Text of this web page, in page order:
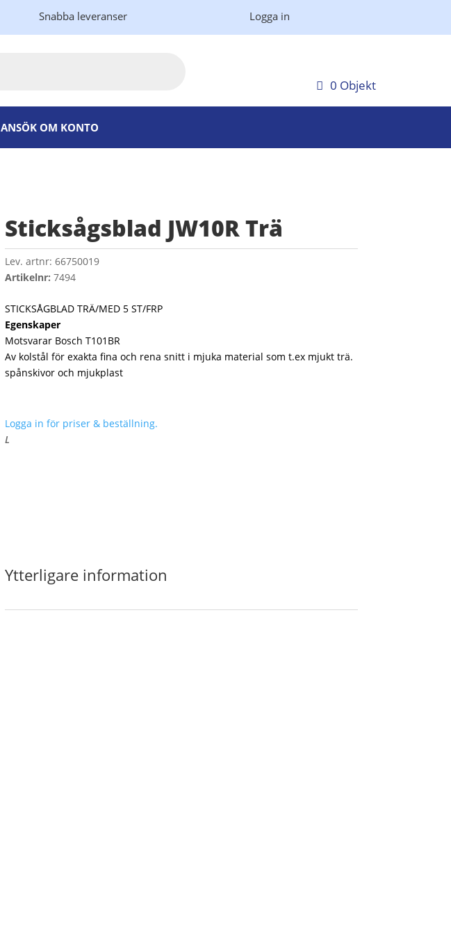
Snabba leveranser Logga in
0 Objekt
ANSÖK OM KONTO
Sticksågsblad JW10R Trä
Lev. artnr: 66750019
Artikelnr: 7494
STICKSÅGBLAD TRÄ/MED 5 ST/FRP
Egenskaper
Motsvarar Bosch T101BR
Av kolstål för exakta fina och rena snitt i mjuka material som t.ex mjukt trä.
spånskivor och mjukplast
Logga in för priser & beställning.
L
Ytterligare information